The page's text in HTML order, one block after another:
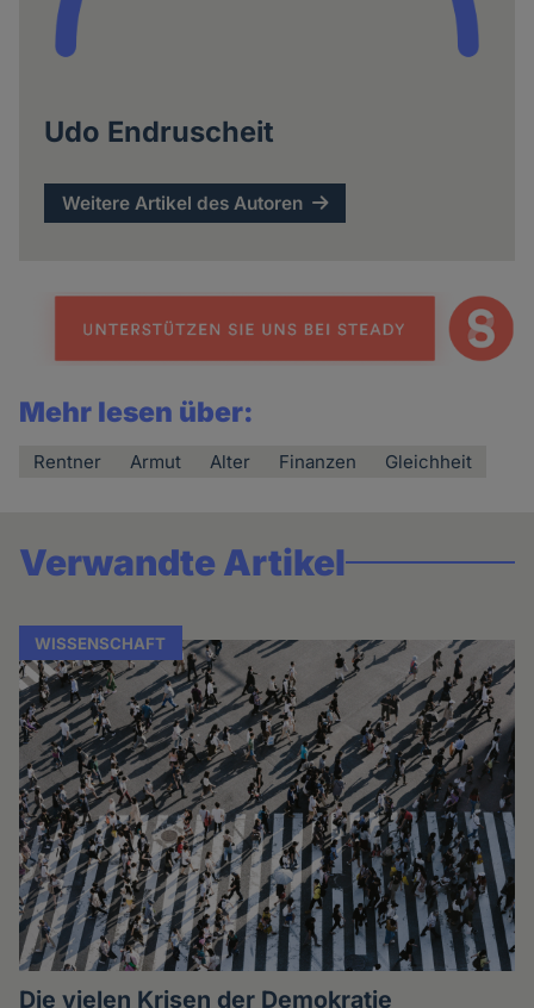
Udo Endruscheit
Weitere Artikel des Autoren
Mehr lesen über:
Rentner Armut Alter Finanzen Gleichheit
Verwandte Artikel
WISSENSCHAFT
Die vielen Krisen der Demokratie